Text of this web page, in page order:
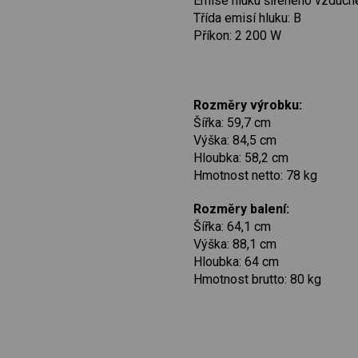
Třída emisí hluku: B
Příkon: 2 200 W
Rozměry výrobku:
Šířka: 59,7 cm
Výška: 84,5 cm
Hloubka: 58,2 cm
Hmotnost netto: 78 kg
Rozměry balení:
Šířka: 64,1 cm
Výška: 88,1 cm
Hloubka: 64 cm
Hmotnost brutto: 80 kg